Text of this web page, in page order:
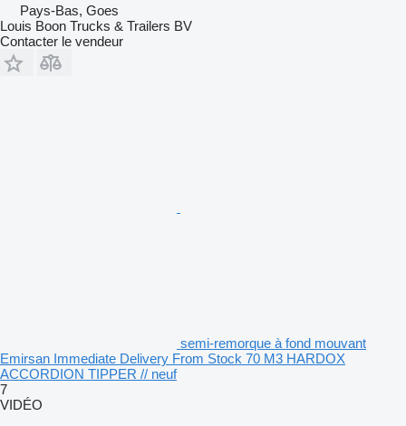
Pays-Bas, Goes
Louis Boon Trucks & Trailers BV
Contacter le vendeur
semi-remorque à fond mouvant
Emirsan Immediate Delivery From Stock 70 M3 HARDOX
ACCORDION TIPPER // neuf
7
VIDÉO